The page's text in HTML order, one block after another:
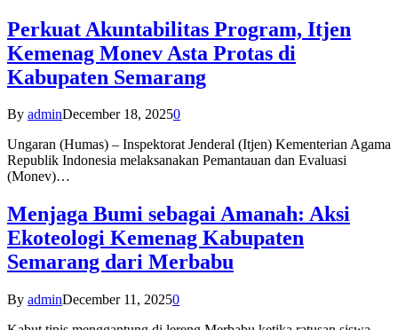
Perkuat Akuntabilitas Program, Itjen
Kemenag Monev Asta Protas di
Kabupaten Semarang
By adminDecember 18, 20250
Ungaran (Humas) – Inspektorat Jenderal (Itjen) Kementerian Agama
Republik Indonesia melaksanakan Pemantauan dan Evaluasi
(Monev)…
Menjaga Bumi sebagai Amanah: Aksi
Ekoteologi Kemenag Kabupaten
Semarang dari Merbabu
By adminDecember 11, 20250